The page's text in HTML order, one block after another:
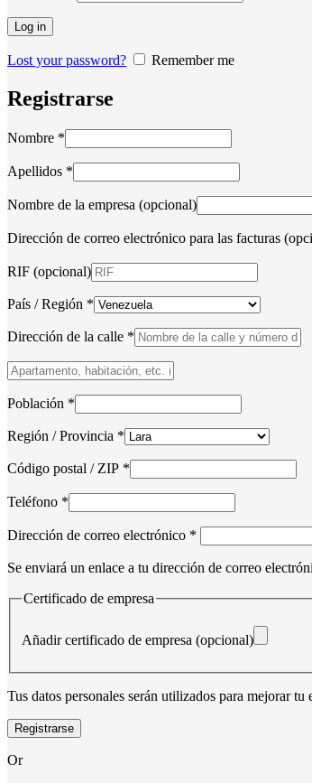
Log in
Lost your password? Remember me
Registrarse
Nombre *
Apellidos *
Nombre de la empresa (opcional)
Dirección de correo electrónico para las facturas
RIF (opcional)
País / Región *
Dirección de la calle *
Apartamento,
habitación,
escalera,
(opcional)
Población *
Región / Provincia *
Código postal / ZIP *
Teléfono *
Dirección de correo electrónico *
Se enviará un enlace a tu dirección de correo
Certificado de empresa
Añadir certificado de empresa (opcional)
Tus datos personales serán utilizados para mejorar
Registrarse
Or